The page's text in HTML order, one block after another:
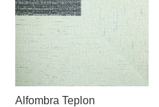
Alfombra Teplon